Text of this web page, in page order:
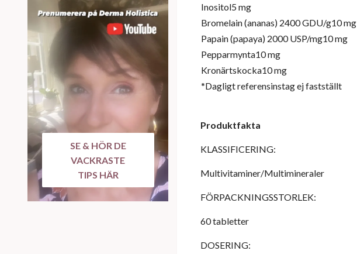
SE & HÖR DE
VACKRASTE
TIPS HÄR
Inositol5 mg
Bromelain (ananas) 2400 GDU/g10 mg
Papain (papaya) 2000 USP/mg10 mg
Pepparmynta10 mg
Kronärtskocka10 mg
*Dagligt referensinstag ej fastställt
Produktfakta
KLASSIFICERING:
Multivitaminer/Multimineraler
FÖRPACKNINGSSTORLEK:
60 tabletter
DOSERING: